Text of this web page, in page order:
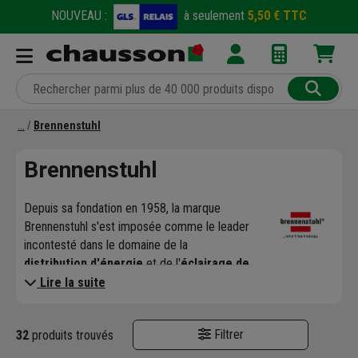
NOUVEAU : à seulement 5,50 € TTC
Brennenstuhl
Brennenstuhl
Depuis sa fondation en 1958, la marque
Brennenstuhl s'est imposée comme le leader
incontesté dans le domaine de la
distribution d'énergie et de l'éclairage de
chantier. Reconnue pour son ingénierie
des solutions qui répondent aux exigences de
sécurité les plus strictes. Chez Chausson,
Lire la suite
32 produits trouvés Filtrer